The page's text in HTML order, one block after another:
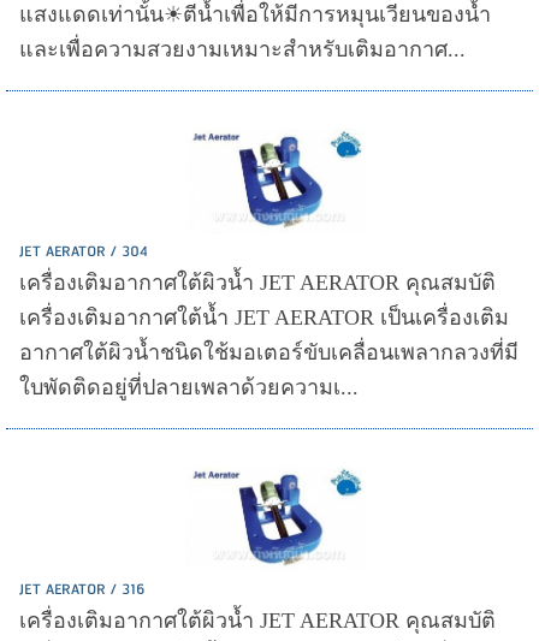
แสงแดดเท่านั้น☀ตีน้ำเพื่อให้มีการหมุนเวียนของน้ำ
และเพื่อความสวยงามเหมาะสำหรับเติมอากาศ...
JET AERATOR / 304
เครื่องเติมอากาศใต้ผิวน้ำ JET AERATOR คุณสมบัติ
เครื่องเติมอากาศใต้น้ำ JET AERATOR เป็นเครื่องเติม
อากาศใต้ผิวน้ำชนิดใช้มอเตอร์ขับเคลื่อนเพลากลวงที่มี
ใบพัดติดอยู่ที่ปลายเพลาด้วยความเ...
JET AERATOR / 316
เครื่องเติมอากาศใต้ผิวน้ำ JET AERATOR คุณสมบัติ